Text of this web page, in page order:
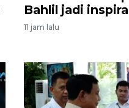
Bahlil jadi
11 jam laluGabung
timnas
9 Juli 2026